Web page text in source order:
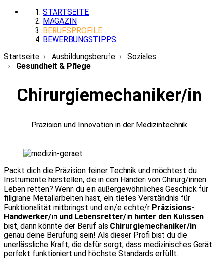
STARTSEITE
MAGAZIN
BERUFSPROFILE
BEWERBUNGSTIPPS
Startseite
Ausbildungsberufe
Soziales
Gesundheit & Pflege
Chirurgiemechaniker/in
Präzision und Innovation in der Medizintechnik
Packt dich die Präzision feiner Technik und möchtest du
Instrumente herstellen, die in den Händen von Chirurg/innen
Leben retten? Wenn du ein außergewöhnliches Geschick für
filigrane Metallarbeiten hast, ein tiefes Verständnis für
Funktionalität mitbringst und ein/e echte/r Präzisions-
Handwerker/in und Lebensretter/in hinter den Kulissen
bist, dann könnte der Beruf als Chirurgiemechaniker/in
genau deine Berufung sein! Als dieser Profi bist du die
unerlässliche Kraft, die dafür sorgt, dass medizinisches Gerät
perfekt funktioniert und höchste Standards erfüllt.